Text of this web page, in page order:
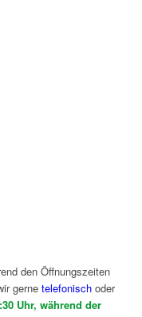
den Öffnungszeiten
gerne telefonischoder
Uhr, während der